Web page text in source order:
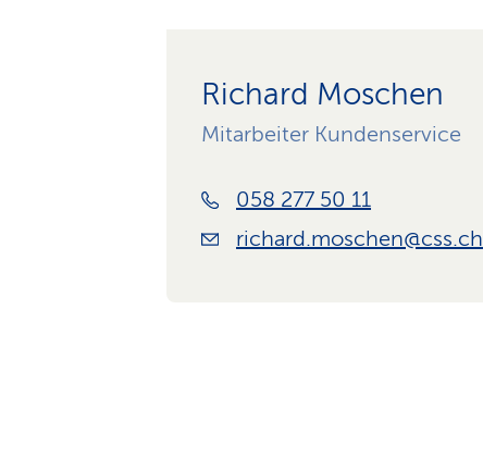
Richard Moschen
Mitarbeiter Kundenservice
058 277 50 11
richard.moschen@css.ch